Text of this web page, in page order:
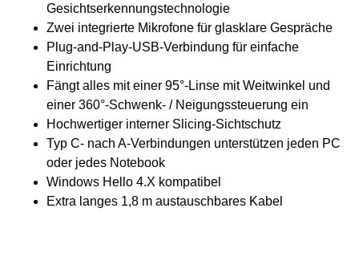
Gesichtserkennungstechnologie
Zwei integrierte Mikrofone für glasklare Gespräche
Plug-and-Play-USB-Verbindung für einfache
Einrichtung
Fängt alles mit einer 95°-Linse mit Weitwinkel und
einer 360°-Schwenk- / Neigungssteuerung ein
Hochwertiger interner Slicing-Sichtschutz
Typ C- nach A-Verbindungen unterstützen jeden PC
oder jedes Notebook
Windows Hello 4.X kompatibel
Extra langes 1,8 m austauschbares Kabel